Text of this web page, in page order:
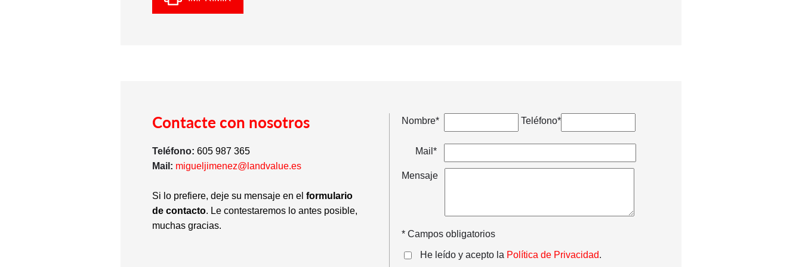
Contacte con nosotros
Teléfono:605 987 365
Mail: migueljimenez@landvalue.es
Si lo prefiere, deje su mensaje en elformulario
de contacto. Le contestaremos lo antes posible,
muchas gracias.
Nombre* Teléfono*
Mail*
Mensaje
* Campos obligatorios
He leído y acepto la Política de Privacidad.